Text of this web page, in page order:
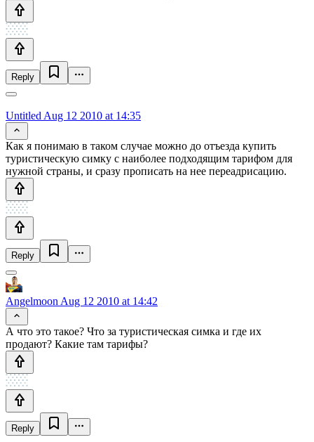
Reply
Untitled Aug 12 2010 at 14:35
Как я понимаю в таком случае можно до отъезда купить
туристическую симку с наиболее подходящим тарифом для
нужной страны, и сразу прописать на нее переадрисацию.
Reply
Angelmoon Aug 12 2010 at 14:42
А что это такое? Что за туристическая симка и где их
продают? Какие там тарифы?
Reply